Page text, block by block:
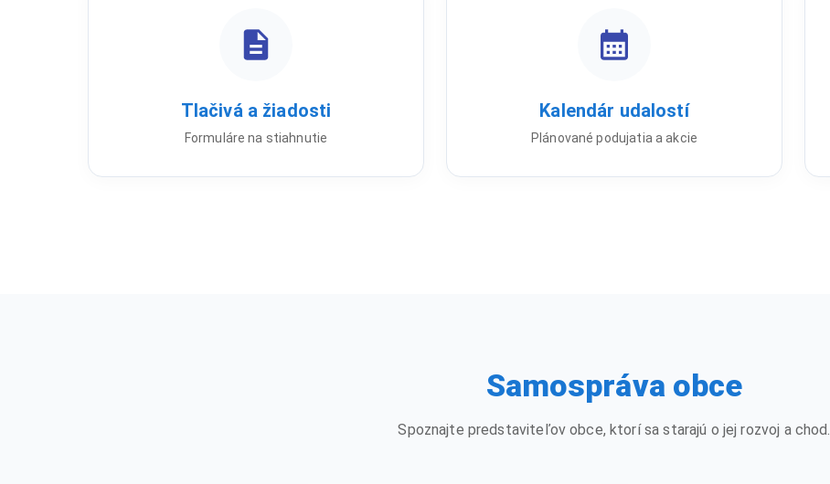
Tlačivá a žiadosti
Formuláre na stiahnutie
Kalendár udalostí
Plánované podujatia a akcie
Samospráva obce
Spoznajte predstaviteľov obce, ktorí sa starajú o jej rozvoj a chod.